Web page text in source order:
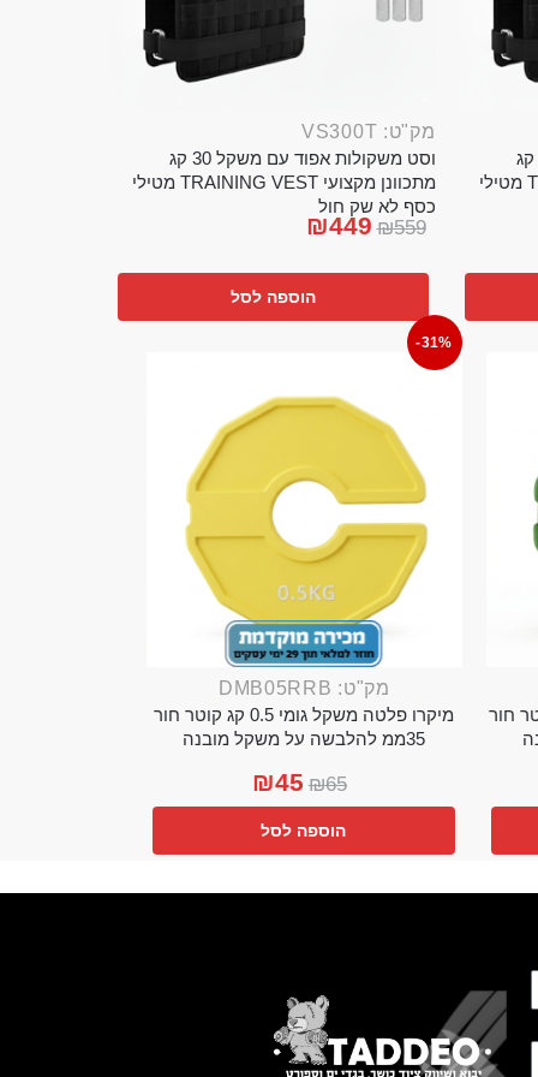
וסט משקולות אפוד עם משקל 20 קג
מתכוונן מקצועי TRAINING VEST מטילי
מק"ט: VS300T
וסט משקולות אפוד עם משקל 30 קג
מתכוונן מקצועי TRAINING VEST מטילי
כסף לא שק חול
₪559
₪449
הוספה לסל
0.25 קג קוטר חור
-31%
מק"ט: DMB05RRB
מיקרו פלטה משקל גומי 0.5 קג קוטר חור
35ממ להלבשה על משקל מובנה
₪65
₪45
הוספה לסל